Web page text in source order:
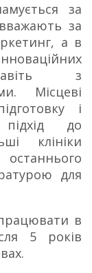
за
за
а в
з
Місцеві
і
до
клініки
для
в
5 років